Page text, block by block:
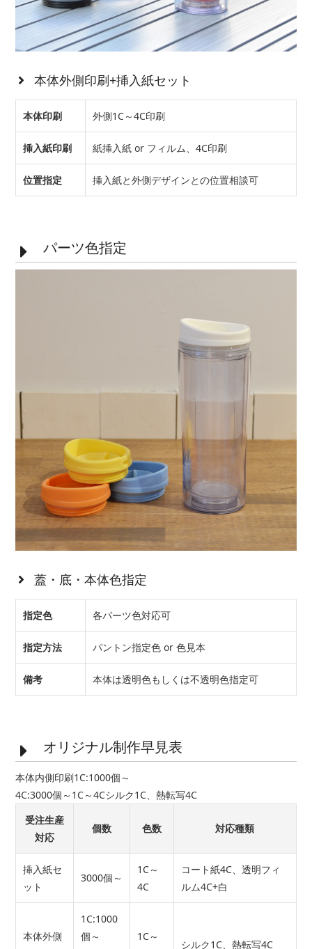
本体外側印刷+挿入紙セット
本体印刷 外側1C～4C印刷
挿入紙印刷 紙挿入紙 or フィルム、4C印刷
位置指定 挿入紙と外側デザインとの位置相談可
パーツ色指定
蓋・底・本体色指定
指定色 各パーツ色対応可
指定方法 パントン指定色 or 色見本
備考 本体は透明色もしくは不透明色指定可
オリジナル制作早見表
本体内側印刷1C:1000個～
4C:3000個～1C～4Cシルク1C、熱転写4C
受注生産
対応
個数 色数 対応種類
挿入紙セ
ット
3000個～
1C～
4C
コート紙4C、透明フィ
ルム4C+白
本体外側
1C:1000
個～
1C～
シルク1C、熱転写4C